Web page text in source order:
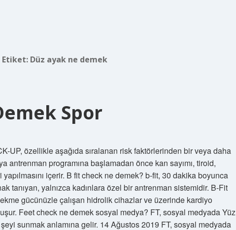
Etiket: Düz ayak ne demek
Spor
UP, özellikle aşağıda sıralanan risk faktörlerinden bir veya daha
antrenman programına başlamadan önce kan sayımı, tiroid,
içerir. B fit check ne demek? b-fit, 30 dakika boyunca
tanıyan, yalnızca kadınlara özel bir antrenman sistemidir. B-Fit
gücünüzle çalışan hidrolik cihazlar ve üzerinde kardiyo
Feet check ne demek sosyal medya? FT, sosyal medyada Yüz
sunmak anlamına gelir. 14 Ağustos 2019 FT, sosyal medyada